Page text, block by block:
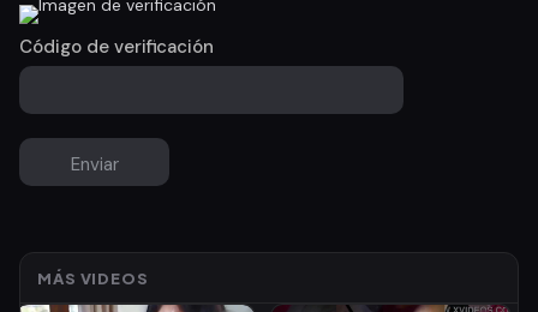
Código de verificación
MÁS VIDEOS